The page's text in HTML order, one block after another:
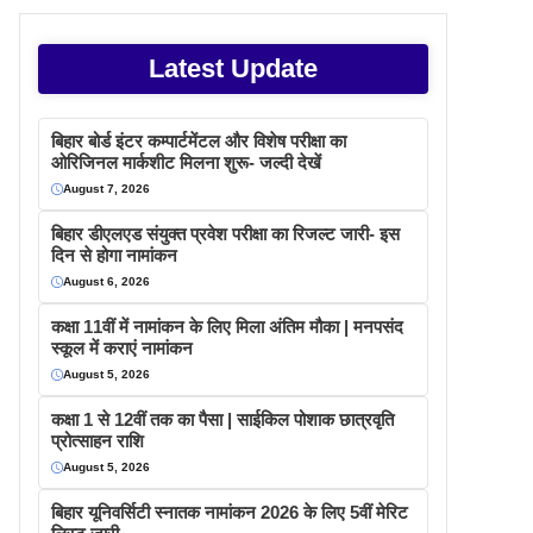
Latest Update
बिहार बोर्ड इंटर कम्पार्टमेंटल और विशेष परीक्षा का
ओरिजिनल मार्कशीट मिलना शुरू- जल्दी देखें
August 7, 2026
बिहार डीएलएड संयुक्त प्रवेश परीक्षा का रिजल्ट जारी- इस
दिन से होगा नामांकन
August 6, 2026
कक्षा 11वीं में नामांकन के लिए मिला अंतिम मौका | मनपसंद
स्कूल में कराएं नामांकन
August 5, 2026
कक्षा 1 से 12वीं तक का पैसा | साईकिल पोशाक छात्रवृति
प्रोत्साहन राशि
August 5, 2026
बिहार यूनिवर्सिटी स्नातक नामांकन 2026 के लिए 5वीं मेरिट